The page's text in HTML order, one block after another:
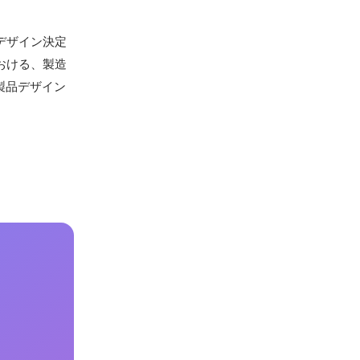
ザイン決定
ける、製造
品デザイン